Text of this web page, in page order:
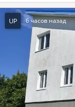
UP 6 часов назад